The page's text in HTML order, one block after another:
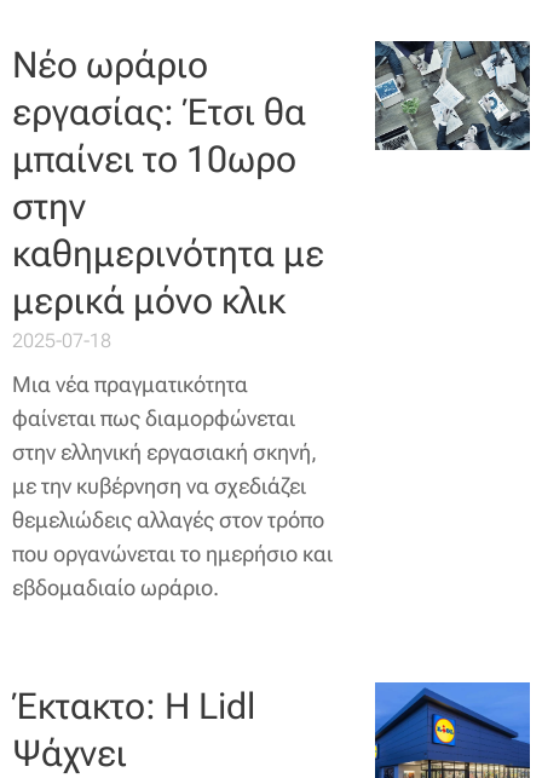
Νέο ωράριο
εργασίας: Έτσι θα
μπαίνει το 10ωρο
στην
καθημερινότητα με
μερικά μόνο κλικ
2025-07-18
Μια νέα πραγματικότητα
φαίνεται πως διαμορφώνεται
στην ελληνική εργασιακή σκηνή,
με την κυβέρνηση να σχεδιάζει
θεμελιώδεις αλλαγές στον τρόπο
που οργανώνεται το ημερήσιο και
εβδομαδιαίο ωράριο.
Έκτακτο: Η Lidl
Ψάχνει